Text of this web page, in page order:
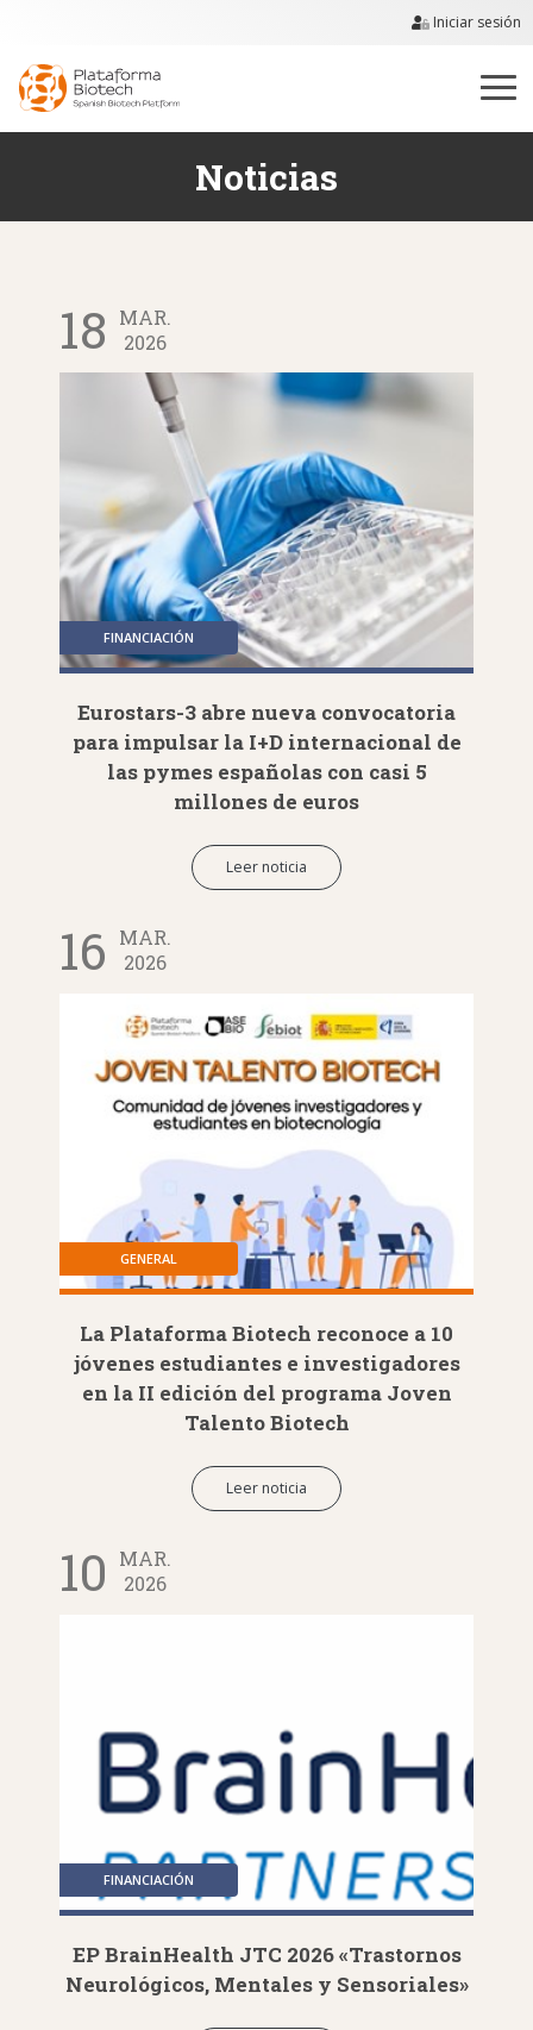
Iniciar sesión
Noticias
18
MAR.
2026
FINANCIACIÓN
Eurostars-3 abre nueva convocatoria
para impulsar la I+D internacional de
las pymes españolas con casi 5
millones de euros
Leer noticia
16
MAR.
2026
GENERAL
La Plataforma Biotech reconoce a 10
jóvenes estudiantes e investigadores
en la II edición del programa Joven
Talento Biotech
Leer noticia
10
MAR.
2026
FINANCIACIÓN
EP BrainHealth JTC 2026 «Trastornos
Neurológicos, Mentales y Sensoriales»